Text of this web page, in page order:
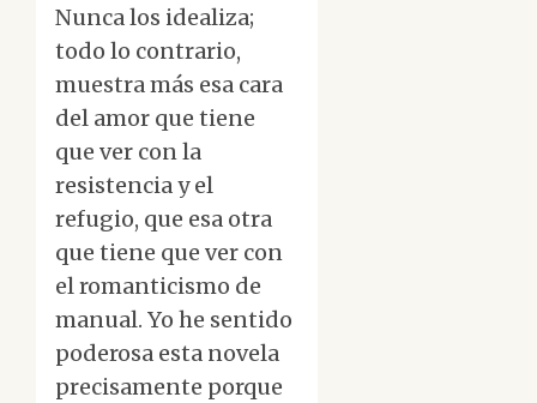
Nunca los idealiza;
todo lo contrario,
muestra más esa cara
del amor que tiene
que ver con la
resistencia y el
refugio, que esa otra
que tiene que ver con
el romanticismo de
manual. Yo he sentido
poderosa esta novela
precisamente porque